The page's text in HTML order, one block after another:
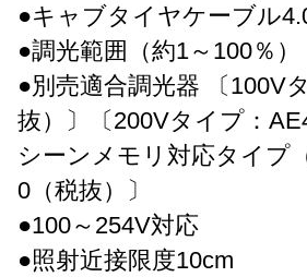
●キャブタイヤケーブル
●調光範囲（約1～100％）
●別売適合調光器 〔100V
抜）〕〔200Vタイプ：
シーンメモリ対応タイプ
0（税抜）〕
●100～254V対応
●照射近接限度10cm